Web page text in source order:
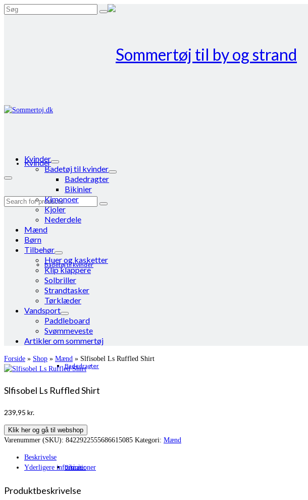
Search
Kvinder
Badetøj til kvinder
Badedragter
Bikinier
Search
Kvinder
Badetøj til kvinder
Badedragter
Bikinier
Kimonoer
Kjoler
Nederdele
Mænd
Børn
Tilbehør
Huer og kasketter
Klip klappere
Solbriller
Strandtasker
Tørklæder
Vandsport
Paddleboard
Svømmeveste
Artikler om sommertøj
Forside » Shop » Mænd » Slfisobel Ls Ruffled Shirt
Slfisobel Ls Ruffled Shirt
239,95 kr.
Klik her og gå til webshop
Varenummer (SKU): 8422922555686615085 Kategori: Mænd
Beskrivelse
Yderligere informationer
Produktbeskrivelse